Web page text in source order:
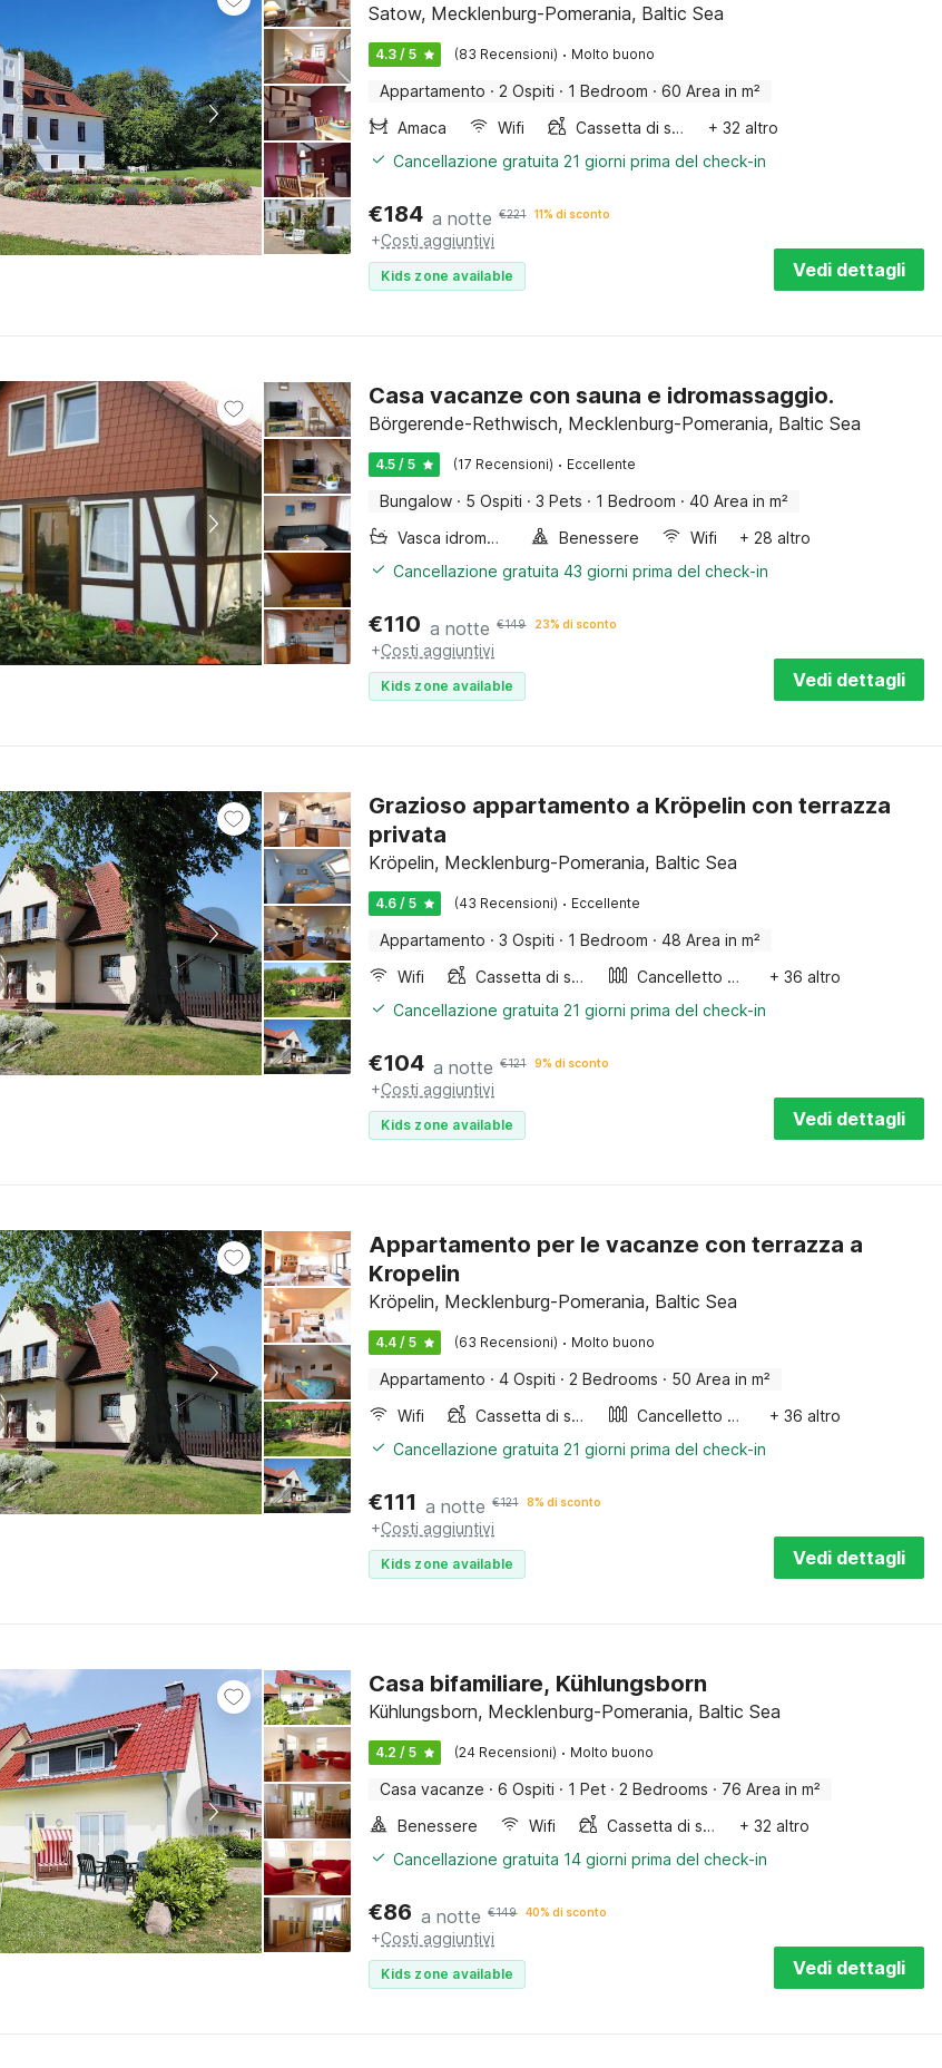
Satow, Mecklenburg-Pomerania, Baltic Sea
4.3 / 5 (83 Recensioni) · Molto buono
Appartamento · 2 Ospiti · 1 Bedroom · 60 Area in m²
Amaca
Wifi Cassetta di sabbia
+ 32 altro
Cancellazione gratuita 21 giorni prima del check-in
€184 a notte €221 11% di sconto
+Costi aggiuntivi
Kids zone available Vedi dettagli
Casa vacanze con sauna e idromassaggio.
Börgerende-Rethwisch, Mecklenburg-Pomerania, Baltic Sea
4.5 / 5 (17 Recensioni) · Eccellente
Bungalow · 5 Ospiti · 3 Pets · 1 Bedroom · 40 Area in m²
Vasca idromassaggio
Benessere Wifi
+ 28 altro
Cancellazione gratuita 43 giorni prima del check-in
€110 a notte €149 23% di sconto
+Costi aggiuntivi
Kids zone available Vedi dettagli
Grazioso appartamento a Kröpelin con terrazza
privata
Kröpelin, Mecklenburg-Pomerania, Baltic Sea
4.6 / 5 (43 Recensioni) · Eccellente
Appartamento · 3 Ospiti · 1 Bedroom · 48 Area in m²
Wifi
Cassetta di sabbia Cancelletto per scale
+ 36 altro
Cancellazione gratuita 21 giorni prima del check-in
€104 a notte €121 9% di sconto
+Costi aggiuntivi
Kids zone available Vedi dettagli
Appartamento per le vacanze con terrazza a
Kropelin
Kröpelin, Mecklenburg-Pomerania, Baltic Sea
4.4 / 5 (63 Recensioni) · Molto buono
Appartamento · 4 Ospiti · 2 Bedrooms · 50 Area in m²
Wifi
Cassetta di sabbia Cancelletto per scale
+ 36 altro
Cancellazione gratuita 21 giorni prima del check-in
€111 a notte €121 8% di sconto
+Costi aggiuntivi
Kids zone available Vedi dettagli
Casa bifamiliare, Kühlungsborn
Kühlungsborn, Mecklenburg-Pomerania, Baltic Sea
4.2 / 5 (24 Recensioni) · Molto buono
Casa vacanze · 6 Ospiti · 1 Pet · 2 Bedrooms · 76 Area in m²
Benessere
Wifi Cassetta di sabbia
+ 32 altro
Cancellazione gratuita 14 giorni prima del check-in
€86 a notte €149 40% di sconto
+Costi aggiuntivi
Kids zone available Vedi dettagli